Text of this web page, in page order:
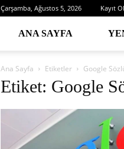
Çarşamba, Ağustos 5, 2026 Kayıt
ANA SAYFA
Ana Sayfa Etiketler Google
Etiket: Google